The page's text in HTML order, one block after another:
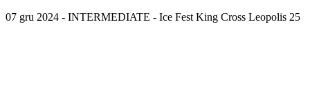
07 gru 2024 - INTERMEDIATE - Ice Fest King Cross Leopolis 25